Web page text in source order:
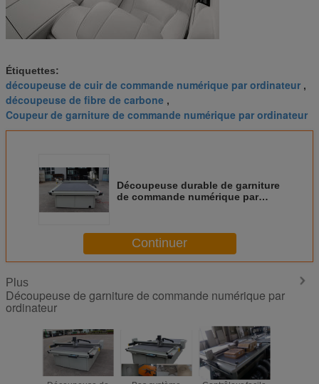
Étiquettes:
découpeuse de cuir de commande numérique par ordinateur ,
découpeuse de fibre de carbone ,
Coupeur de garniture de commande numérique par ordinateur
Découpeuse durable de garniture
de commande numérique par
Continuer
Plus
Découpeuse de garniture de commande numérique par
ordinateur